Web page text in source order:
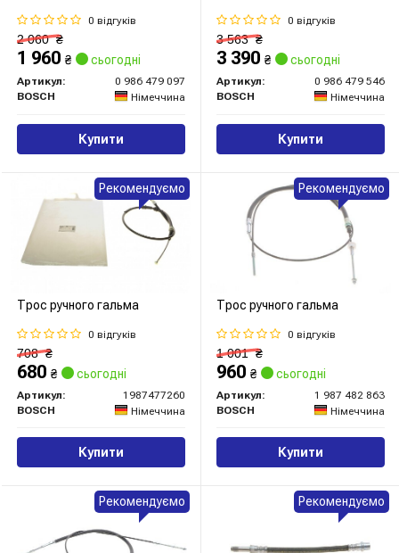
0 відгуків
2 060₴
1 960 ₴ сьогодні
Артикул:
0 986 479 097
BOSCH
Німеччина
Купити
0 відгуків
3 563₴
3 390 ₴ сьогодні
Артикул:
0 986 479 546
BOSCH
Німеччина
Купити
Трос ручного гальма
0 відгуків
708₴
680 ₴ сьогодні
Артикул:
1987477260
BOSCH
Німеччина
Купити
Рекомендуємо
Трос ручного гальма
0 відгуків
1 001₴
960 ₴ сьогодні
Артикул:
1 987 482 863
BOSCH
Німеччина
Купити
Рекомендуємо
Рекомендуємо Рекомендуємо